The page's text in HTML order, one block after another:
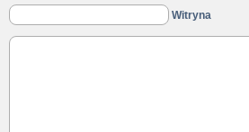
Witryna